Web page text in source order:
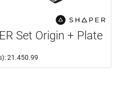
Set Origin + Plate
21.450.99